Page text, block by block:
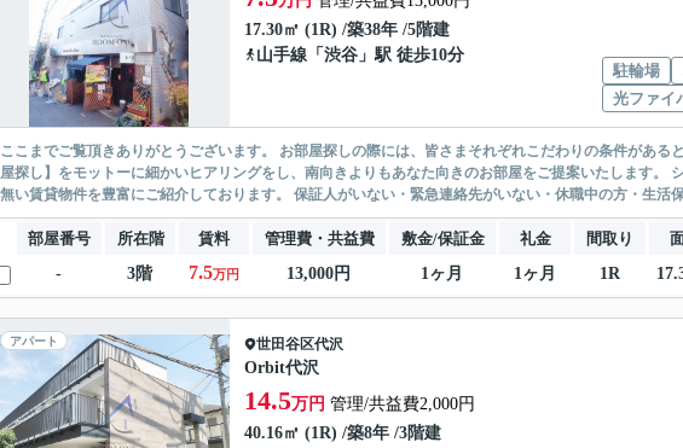
17.30㎡ (1R) /築38年 /5階建
山手線 「 渋谷 」駅 徒歩10分
駐輪場
光ファイ
ここまでご覧頂きありがとうございます。 お部屋探しの際には、皆さまそれぞれこだわりの条件があると思いますが、当社では【あなたに１番のお部
屋探し】をモットーに細かいヒアリングをし、南向きよりもあなた向きのお部屋をご提案いたします。 シングル物件からファミリー物件まで、他には
無い賃貸物件を豊富にご紹介しております。 保証人がいない・緊急連絡先がいない・休職中
部屋番号 所在階 賃料 管理費・共益費 敷金/保証金 礼金 間取り
-
3階 7.5万円 13,000円 1ヶ月 1ヶ月 1R
アパート 世田谷区代沢
Orbit代沢
14.5万円 管理/共益費2,000円
40.16㎡ (1R) /築8年 /3階建